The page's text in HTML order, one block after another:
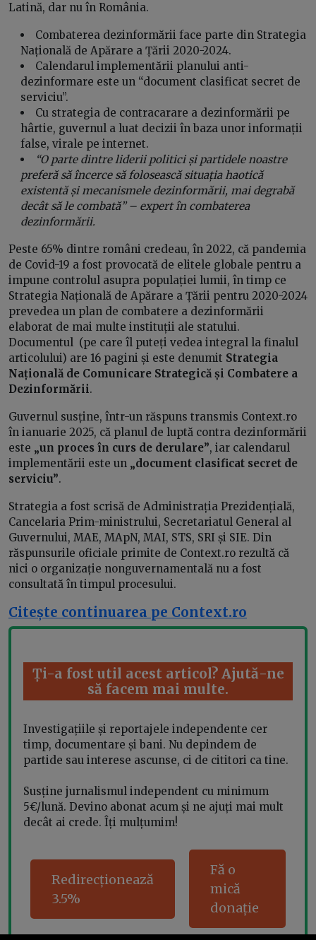
Latină, dar nu în România.
Combaterea dezinformării face parte din Strategia
Națională de Apărare a Țării 2020-2024.
Calendarul implementării planului anti-
dezinformare este un “document clasificat secret de
serviciu”.
Cu strategia de contracarare a dezinformării pe
hârtie, guvernul a luat decizii în baza unor informații
false, virale pe internet.
“O parte dintre liderii politici și partidele noastre
preferă să încerce să folosească situația haotică
existentă și mecanismele dezinformării, mai degrabă
decât să le combată” – expert în combaterea
dezinformării.
Peste 65% dintre români credeau, în 2022, că pandemia
de Covid-19 a fost provocată de elitele globale pentru a
impune controlul asupra populației lumii, în timp ce
Strategia Națională de Apărare a Țării pentru 2020-2024
prevedea un plan de combatere a dezinformării
elaborat de mai multe instituții ale statului.
Documentul (pe care îl puteți vedea integral la finalul
articolului) are 16 pagini și este denumit Strategia
Națională de Comunicare Strategică și Combatere a
Dezinformării.
Guvernul susține, într-un răspuns transmis Context.ro
în ianuarie 2025, că planul de luptă contra dezinformării
este „un proces în curs de derulare”, iar calendarul
implementării este un „document clasificat secret de
serviciu”.
Strategia a fost scrisă de Administrația Prezidențială,
Cancelaria Prim-ministrului, Secretariatul General al
Guvernului, MAE, MApN, MAI, STS, SRI și SIE. Din
răspunsurile oficiale primite de Context.ro rezultă că
nici o organizație nonguvernamentală nu a fost
consultată în timpul procesului.
Citește continuarea pe Context.ro
Ți-a fost util acest articol? Ajută-ne
să facem mai multe.
Investigațiile și reportajele independente cer
timp, documentare și bani. Nu depindem de
partide sau interese ascunse, ci de cititori ca tine.
Susține jurnalismul independent cu minimum
5€/lună. Devino abonat acum și ne ajuți mai mult
decât ai crede. Îți mulțumim!
Redirecționează
3.5%
Fă o
mică
donație